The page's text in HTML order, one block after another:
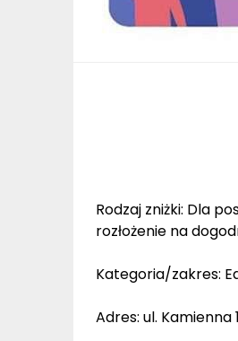
Rodzaj zniżki: Dla
rozłożenie na
Kategoria/zakres:
Adres: ul. Kamienna